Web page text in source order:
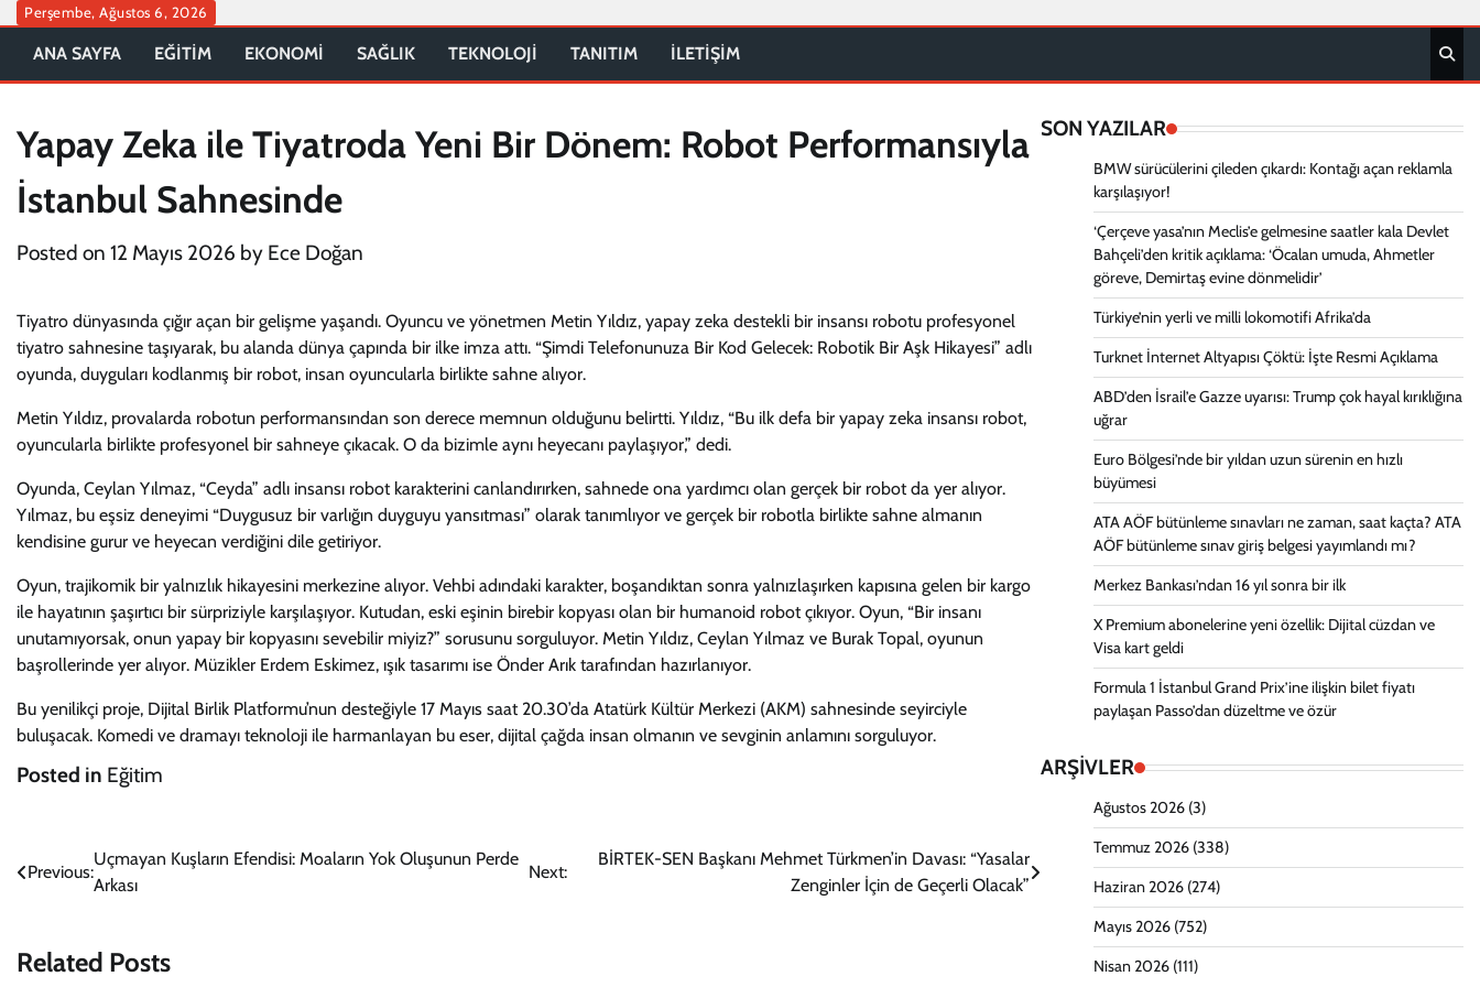
Skip
content
Perşembe, Ağustos 6, 2026
ANA SAYFA EĞİTİM EKONOMİ SAĞLIK TEKNOLOJİ TANITIM İLETİŞİM
Yapay Zeka ile Tiyatroda Yeni Bir Dönem: Robot Performansıyla
İstanbul Sahnesinde
Posted on 12 Mayıs 2026 by Ece Doğan
Tiyatro dünyasında çığır açan bir gelişme yaşandı. Oyuncu ve yönetmen Metin Yıldız, yapay zeka destekli bir insansı robotu profesyonel
tiyatro sahnesine taşıyarak, bu alanda dünya çapında bir ilke imza attı. “Şimdi Telefonunuza Bir Kod Gelecek: Robotik Bir Aşk Hikayesi” adlı
oyunda, duyguları kodlanmış bir robot, insan oyuncularla birlikte sahne alıyor.
Metin Yıldız, provalarda robotun performansından son derece memnun olduğunu belirtti. Yıldız, “Bu ilk defa bir yapay zeka insansı robot,
oyuncularla birlikte profesyonel bir sahneye çıkacak. O da bizimle aynı heyecanı paylaşıyor,” dedi.
Oyunda, Ceylan Yılmaz, “Ceyda” adlı insansı robot karakterini canlandırırken, sahnede ona yardımcı olan gerçek bir robot da yer alıyor.
Yılmaz, bu eşsiz deneyimi “Duygusuz bir varlığın duyguyu yansıtması” olarak tanımlıyor ve gerçek bir robotla birlikte sahne almanın
kendisine gurur ve heyecan verdiğini dile getiriyor.
Oyun, trajikomik bir yalnızlık hikayesini merkezine alıyor. Vehbi adındaki karakter, boşandıktan sonra yalnızlaşırken kapısına gelen bir kargo
ile hayatının şaşırtıcı bir sürpriziyle karşılaşıyor. Kutudan, eski eşinin birebir kopyası olan bir humanoid robot çıkıyor. Oyun, “Bir insanı
unutamıyorsak, onun yapay bir kopyasını sevebilir miyiz?” sorusunu sorguluyor. Metin Yıldız, Ceylan Yılmaz ve Burak Topal, oyunun
başrollerinde yer alıyor. Müzikler Erdem Eskimez, ışık tasarımı ise Önder Arık tarafından hazırlanıyor.
Bu yenilikçi proje, Dijital Birlik Platformu’nun desteğiyle 17 Mayıs saat 20.30’da Atatürk Kültür Merkezi (AKM) sahnesinde seyirciyle
buluşacak. Komedi ve dramayı teknoloji ile harmanlayan bu eser, dijital çağda insan olmanın ve sevginin anlamını sorguluyor.
Posted in Eğitim
Yazı
Previous:
Uçmayan Kuşların Efendisi: Moaların Yok Oluşunun Perde
Arkası
Next:
BİRTEK-SEN Başkanı Mehmet Türkmen’in Davası: “Yasalar
Zenginler İçin de Geçerli Olacak”
Related Posts
SON YAZILAR
BMW sürücülerini çileden çıkardı: Kontağı açan reklamla
karşılaşıyor!
‘Çerçeve yasa’nın Meclis’e gelmesine saatler kala Devlet
Bahçeli’den kritik açıklama: ‘Öcalan umuda, Ahmetler
göreve, Demirtaş evine dönmelidir’
Türkiye’nin yerli ve milli lokomotifi Afrika’da
Turknet İnternet Altyapısı Çöktü: İşte Resmi Açıklama
ABD’den İsrail’e Gazze uyarısı: Trump çok hayal kırıklığına
uğrar
Euro Bölgesi’nde bir yıldan uzun sürenin en hızlı
büyümesi
ATA AÖF bütünleme sınavları ne zaman, saat kaçta? ATA
AÖF bütünleme sınav giriş belgesi yayımlandı mı?
Merkez Bankası’ndan 16 yıl sonra bir ilk
X Premium abonelerine yeni özellik: Dijital cüzdan ve
Visa kart geldi
Formula 1 İstanbul Grand Prix’ine ilişkin bilet fiyatı
paylaşan Passo’dan düzeltme ve özür
ARŞİVLER
Ağustos 2026(3)
Temmuz 2026(338)
Haziran 2026(274)
Mayıs 2026(752)
Nisan 2026(111)